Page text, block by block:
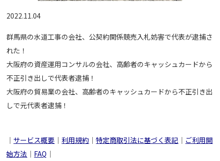
2022.11.04
群馬県の水道工事の会社、公契約関係競売入札妨害で代表が逮捕さ
れた！
大阪府の資産運用コンサルの会社、高齢者のキャッシュカードから
不正引き出しで代表者逮捕！
大阪府の貿易業の会社、高齢者のキャッシュカードから不正引き出
しで元代表者逮捕！
｜ サービス概要 ｜利用規約 ｜特定商取引法に基づく表記 ｜ ご利用開
始方法 ｜ FAQ ｜